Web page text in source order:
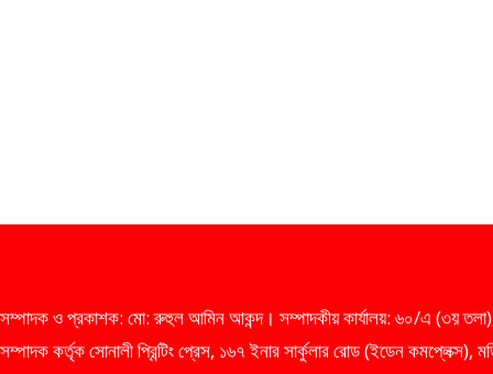
সম্পাদক ও প্রকাশক: মো: রুহুল আমিন আকন্দ। সম্পাদকীয় কার্যালয়: ৬০/এ (৩য় তলা),
সম্পাদক কর্তৃক সোনালী প্রিন্টিং প্রেস, ১৬৭ ইনার সার্কুলার রোড (ইডেন